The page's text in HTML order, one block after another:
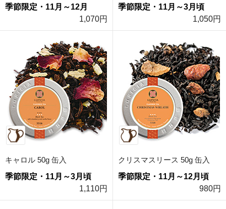
季節限定・11月～12月
1,070円
季節限定・11月～3月頃
1,050円
キャロル 50g 缶入
季節限定・11月～3月頃
1,110円
クリスマスリース 50g 缶入
季節限定・11月～12月頃
980円